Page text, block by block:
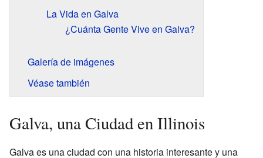
La Vida en Galva
¿Cuánta Gente Vive en Galva?
Galería de imágenes
Véase también
Galva, una Ciudad en Illinois
Galva es una ciudad con una historia interesante y una